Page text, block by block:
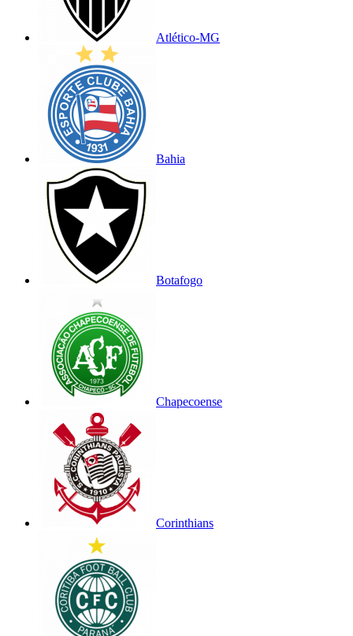
Atlético-MG
Bahia
Botafogo
Chapecoense
Corinthians